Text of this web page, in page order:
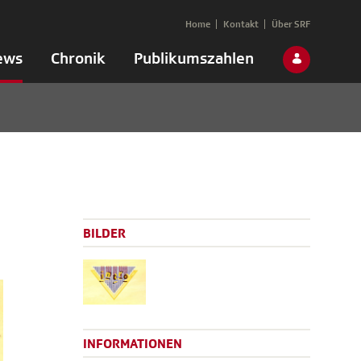
Chronik Publikumszahlen
Home Kontakt Über SRF
BILDER
INFORMATIONEN